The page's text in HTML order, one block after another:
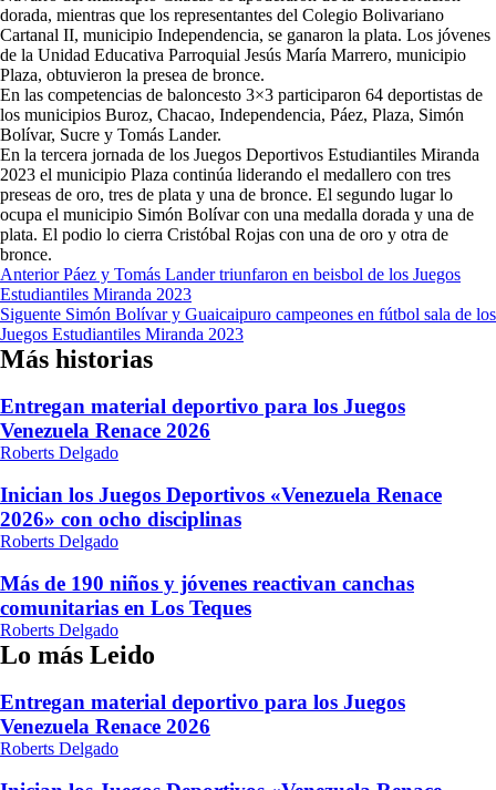
dorada, mientras que los representantes del Colegio Bolivariano
Cartanal II, municipio Independencia, se ganaron la plata. Los jóvenes
de la Unidad Educativa Parroquial Jesús María Marrero, municipio
Plaza, obtuvieron la presea de bronce.
En las competencias de baloncesto 3×3 participaron 64 deportistas de
los municipios Buroz, Chacao, Independencia, Páez, Plaza, Simón
Bolívar, Sucre y Tomás Lander.
En la tercera jornada de los Juegos Deportivos Estudiantiles Miranda
2023 el municipio Plaza continúa liderando el medallero con tres
preseas de oro, tres de plata y una de bronce. El segundo lugar lo
ocupa el municipio Simón Bolívar con una medalla dorada y una de
plata. El podio lo cierra Cristóbal Rojas con una de oro y otra de
bronce.
Navegación
de
entradas
AnteriorPáez y Tomás Lander triunfaron en beisbol de los Juegos
Estudiantiles Miranda 2023
Siguente Simón Bolívar y Guaicaipuro campeones en fútbol sala de los
Juegos Estudiantiles Miranda 2023
Más historias
Entregan material deportivo para los Juegos
Venezuela Renace 2026
Roberts Delgado
Inician los Juegos Deportivos «Venezuela Renace
2026» con ocho disciplinas
Roberts Delgado
Más de 190 niños y jóvenes reactivan canchas
comunitarias en Los Teques
Roberts Delgado
Lo más Leido
Entregan material deportivo para los Juegos
Venezuela Renace 2026
Roberts Delgado